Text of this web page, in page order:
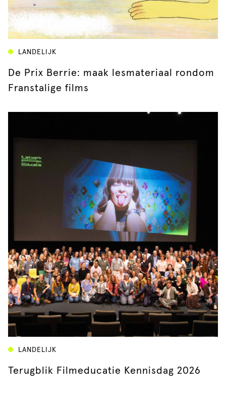
LANDELIJK
De Prix Berrie: maak lesmateriaal rondom
Franstalige films
LANDELIJK
Terugblik Filmeducatie Kennisdag 2026